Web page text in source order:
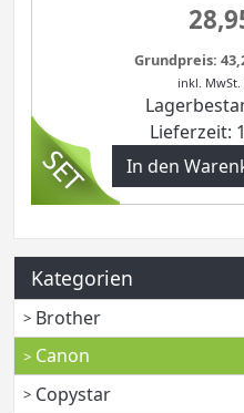
Grundpreis:
inkl. MwSt.
Lieferzeit:
In den
Kategorien
Brother
Canon
Copystar